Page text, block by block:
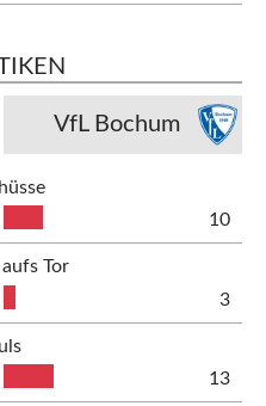
VfL Bochum
10
Tor
3
13